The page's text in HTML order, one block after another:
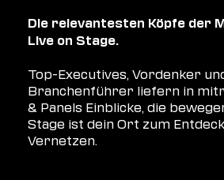
Die relevantesten Köpfe der
Live on Stage.
Top-Executives, Vordenker
Branchenführer liefern in
& Panels Einblicke, die
Stage ist dein Ort zum
Vernetzen.